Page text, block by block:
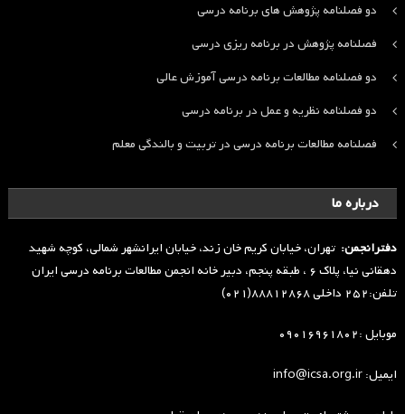
دو فصلنامه پژوهش های برنامه درسی
فصلنامه پژوهش در برنامه ریزی درسی
دو فصلنامه مطالعات برنامه درسی آموزش عالی
دو فصلنامه نظریه و عمل در برنامه درسی
فصلنامه مطالعات برنامه درسی در تربیت و بالندگی معلم
درباره ما
دفترانجمن: تهران، خیابان کریم خان زند، خیابان ایرانشهر شمالی، کوچه شهید
دهقانی نیا، پلاک ۶ ، طبقه پنجم، دبیر خانه انجمن مطالعات برنامه درسی ایران
تلفن:۲۵۲ داخلی ۸۸۸۱۲۸۶۸(۰۲۱)
موبایل :۰۹۰۱۶۹۶۱۸۰۲
ایمیل: info@icsa.org.ir